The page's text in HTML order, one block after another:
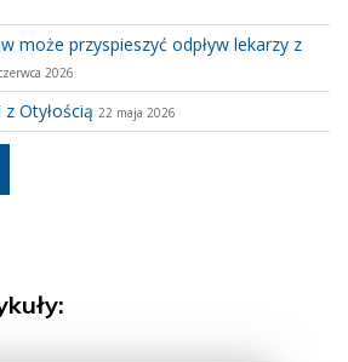
może przyspieszyć odpływ lekarzy z
2026
Otyłością 22 maja 2026